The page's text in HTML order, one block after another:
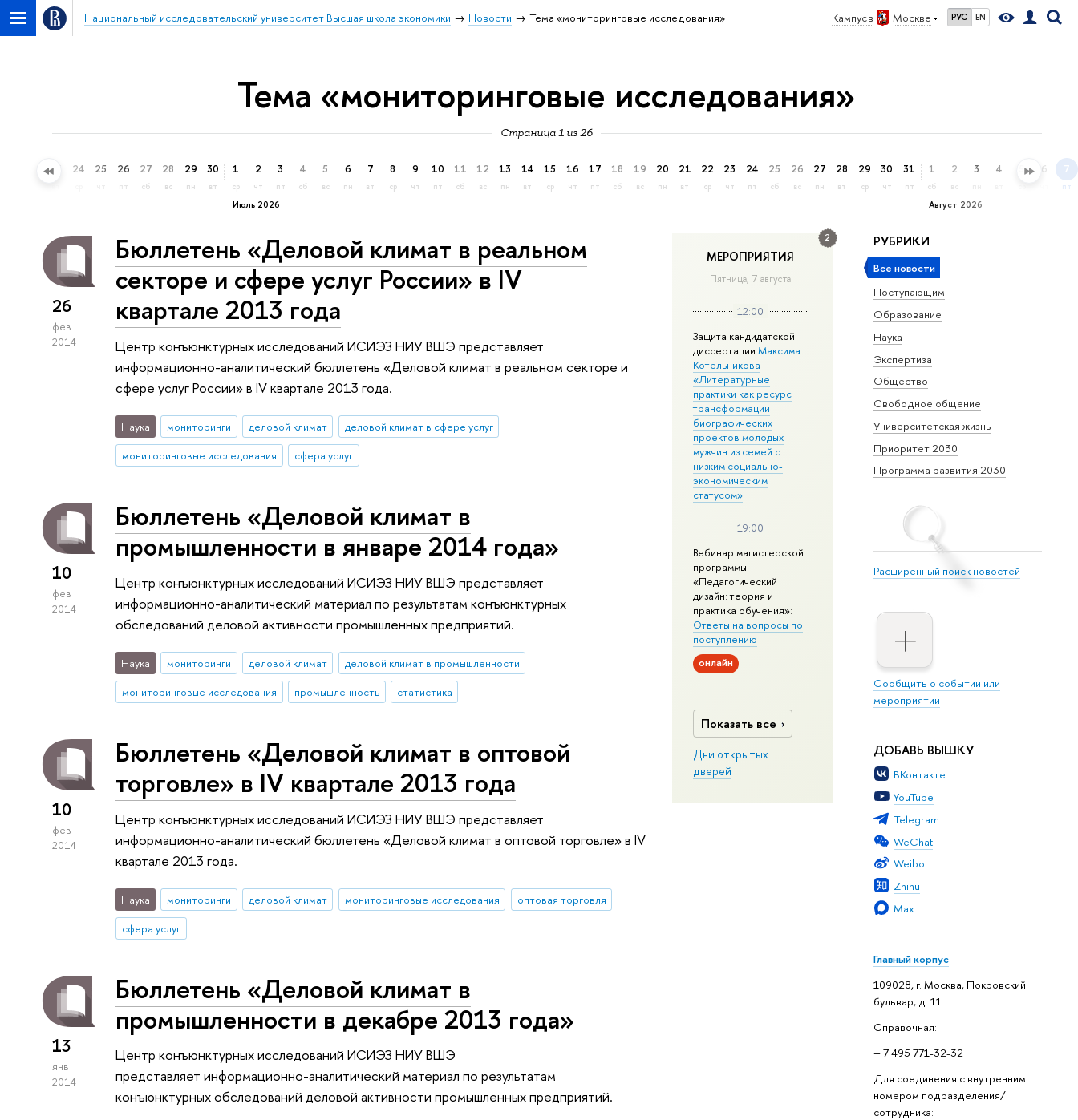
Кампус в Москве РУС EN
Национальный исследовательский университет Высшая школа экономики Новости Тема «мониторинговые исследования»
Тема «мониторинговые исследования»
Страница 1 из 26
23 24 25 26
пт
27
сб
28
вс
29
пн
30
вт
Июль 2026
1
ср
2
чт
3
пт
4
сб
5
вс
6
пн
7
вт
8
ср
9
чт
10
пт
11
сб
12
вс
13
пн
14
вт
15
ср
16
чт
17
пт
18
сб
19
вс
20
пн
21
вт
22
ср
23
чт
24
пт
25
сб
26
вс
27
пн
28
вт
29
ср
30
чт
31
пт
Август 2026
1
сб
2
вс
3 4 5 6 7
пт
РУБРИКИ
Все новости
Поступающим
Образование
Наука
Экспертиза
Общество
Свободное общение
Университетская жизнь
Приоритет 2030
Программа развития 2030
Расширенный поиск новостей
Сообщить о событии или
мероприятии
ДОБАВЬ ВЫШКУ
ВКонтакте
YouTube
Telegram
WeChat
Weibo
Zhihu
Max
Главный корпус
109028, г. Москва, Покровский
бульвар, д. 11
Справочная:
+ 7 495 771-32-32
Для соединения с внутренним
номером подразделения/
сотрудника:
2
МЕРОПРИЯТИЯ
Пятница, 7 августа
12:00
Защита кандидатской
диссертации Максима
Котельникова
«Литературные
практики как ресурс
трансформации
биографических
проектов молодых
мужчин из семей с
низким социально-
экономическим
статусом»
19:00
Вебинар магистерской
программы
«Педагогический
дизайн: теория и
практика обучения»:
Ответы на вопросы по
поступлению
онлайн
Показать все
Дни открытых
дверей
26
фев
2014
Бюллетень «Деловой климат в реальном
секторе и сфере услуг России» в IV
квартале 2013 года
Центр конъюнктурных исследований ИСИЭЗ НИУ ВШЭ представляет
информационно-аналитический бюллетень «Деловой климат в реальном секторе и
сфере услуг России» в IV квартале 2013 года.
Наука мониторинги деловой климат
деловой климат в сфере услуг
мониторинговые исследования
сфера услуг
10
фев
2014
Бюллетень «Деловой климат в
промышленности в январе 2014 года»
Центр конъюнктурных исследований ИСИЭЗ НИУ ВШЭ представляет
информационно-аналитический материал по результатам конъюнктурных
обследований деловой активности промышленных предприятий.
Наука мониторинги деловой климат
деловой климат в промышленности
мониторинговые исследования
промышленность статистика
10
фев
2014
Бюллетень «Деловой климат в оптовой
торговле» в IV квартале 2013 года
Центр конъюнктурных исследований ИСИЭЗ НИУ ВШЭ представляет
информационно-аналитический бюллетень «Деловой климат в оптовой торговле» в IV
квартале 2013 года.
Наука мониторинги деловой климат мониторинговые исследования
оптовая торговля
сфера услуг
13
янв
2014
Бюллетень «Деловой климат в
промышленности в декабре 2013 года»
Центр конъюнктурных исследований ИСИЭЗ НИУ ВШЭ
представляет информационно-аналитический материал по результатам
конъюнктурных обследований деловой активности промышленных предприятий.